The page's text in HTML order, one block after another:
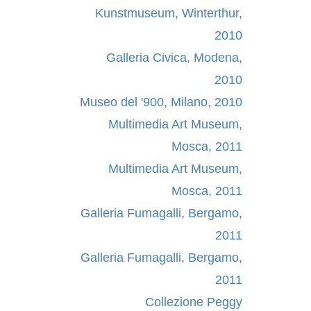
Kunstmuseum, Winterthur,
2010
Galleria Civica, Modena,
2010
Museo del '900, Milano, 2010
Multimedia Art Museum,
Mosca, 2011
Multimedia Art Museum,
Mosca, 2011
Galleria Fumagalli, Bergamo,
2011
Galleria Fumagalli, Bergamo,
2011
Collezione Peggy